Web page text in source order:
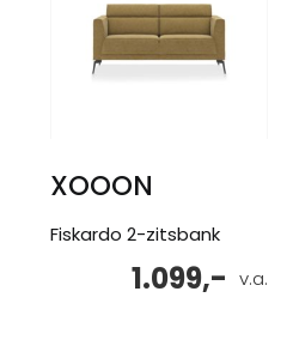
XOOON
Fiskardo 2-zitsbank
v.a.
1.099,-